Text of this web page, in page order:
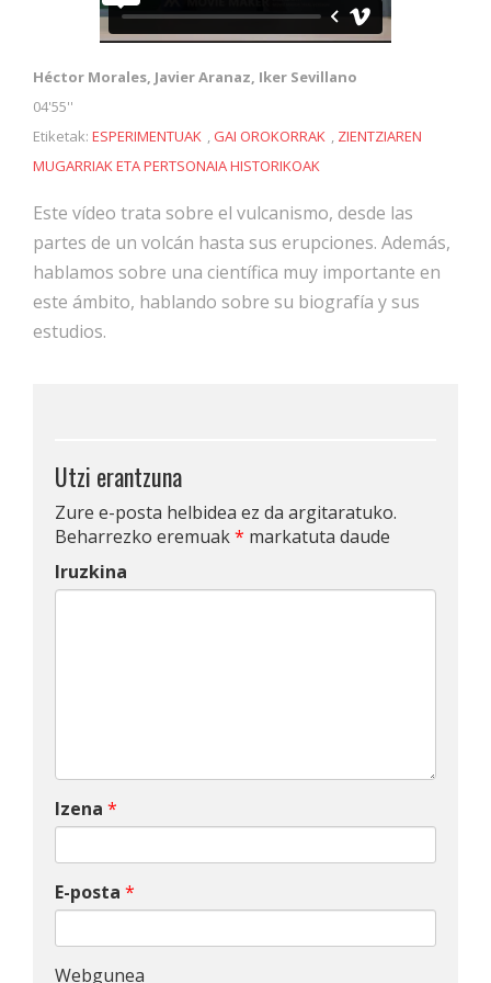
Héctor Morales, Javier Aranaz, Iker Sevillano
04'55''
Etiketak: ESPERIMENTUAK , GAI OROKORRAK , ZIENTZIAREN
MUGARRIAK ETA PERTSONAIA HISTORIKOAK
Este vídeo trata sobre el vulcanismo, desde las
partes de un volcán hasta sus erupciones. Además,
hablamos sobre una científica muy importante en
este ámbito, hablando sobre su biografía y sus
estudios.
Utzi erantzuna
Zure e-posta helbidea ez da argitaratuko.
Beharrezko eremuak* markatuta daude
Iruzkina
Izena *
E-posta *
Webgunea